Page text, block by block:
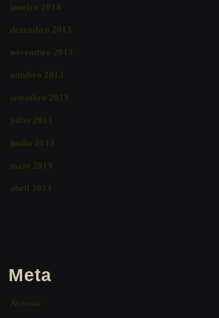
janeiro 2014
dezembro 2013
novembro 2013
outubro 2013
setembro 2013
julho 2013
junho 2013
maio 2013
abril 2013
Meta
Acessar